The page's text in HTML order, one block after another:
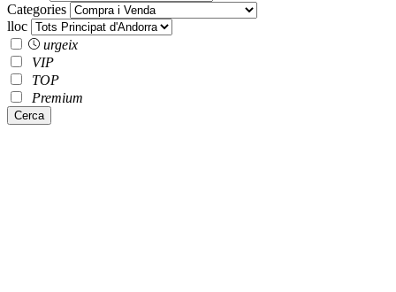
Categories
lloc
urgeix
VIP
TOP
Premium
Cerca